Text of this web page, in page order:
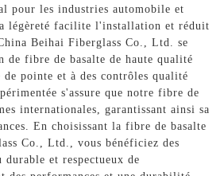
pour les industries automobile et
légèreté facilite l'installation et réduit
Beihai Fiberglass Co., Ltd. se
de fibre de basalte de haute qualité
de pointe et à des contrôles qualité
s'assure que notre fibre de
internationales, garantissant ainsi sa
En choisissant la fibre de basalte
Co., Ltd., vous bénéficiez des
durable et respectueux de